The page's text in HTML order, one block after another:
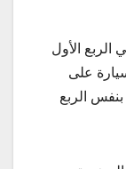
الربع الأول
الحالي بلغ نحو 477 ألف و400 سيارة على
15% مقارنة بنفس الربع